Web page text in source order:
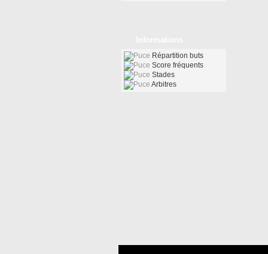
Répartition buts
Score fréquents
Stades
Arbitres